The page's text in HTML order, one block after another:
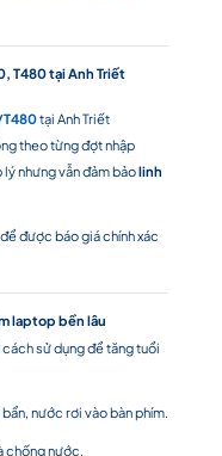
T480 tại Anh Triết
T480tại Anh Triết
theo từng đợt nhập
nhưng vẫn đảm bảolinh
được báo giá chính xác
laptop bền lâu
cách sử dụng để tăng tuổi
nước rơi vào bàn phím.
chống nước.